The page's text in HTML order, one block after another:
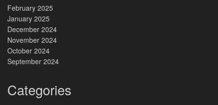
February 2025
January 2025
December 2024
November 2024
October 2024
September 2024
Categories